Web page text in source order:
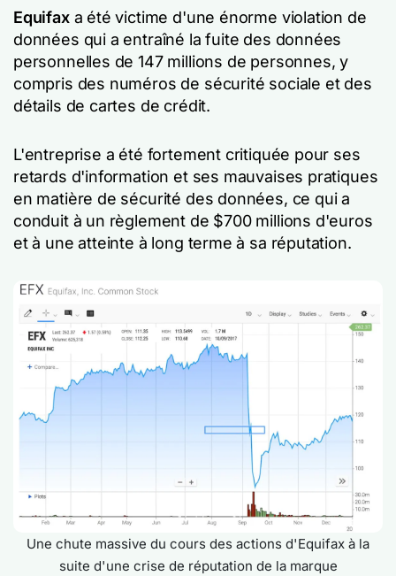
Equifaxa été victime d'une énorme violation de
données qui a entraîné la fuite des données
personnelles de 147 millions de personnes, y
compris des numéros de sécurité sociale et des
détails de cartes de crédit.
L'entreprise a été fortement critiquée pour ses
retards d'information et ses mauvaises pratiques
en matière de sécurité des données, ce qui a
conduit à un règlement de $700 millions d'euros
et à une atteinte à long terme à sa réputation.
Une chute massive du cours des actions d'Equifax à la
suite d'une crise de réputation de la marque